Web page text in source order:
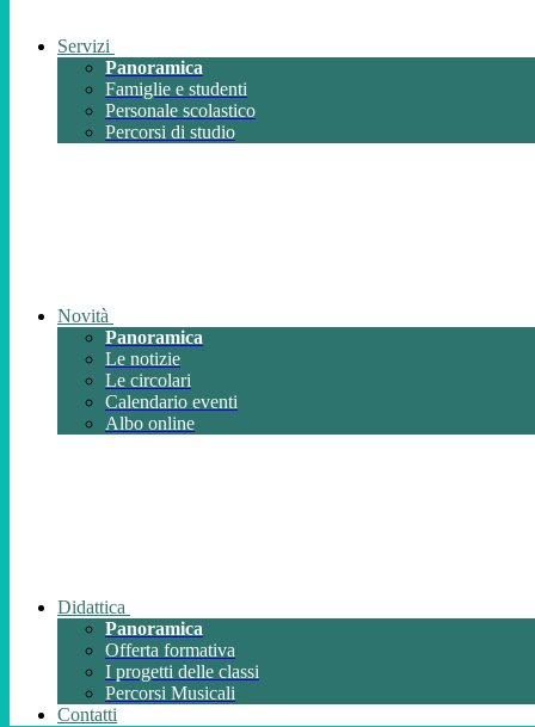
Servizi
Panoramica
Famiglie e studenti
Personale scolastico
Percorsi di studio
Novità
Panoramica
Le notizie
Le circolari
Calendario eventi
Albo online
Didattica
Panoramica
Offerta formativa
I progetti delle classi
Percorsi Musicali
Contatti